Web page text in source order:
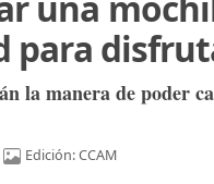
una
para
la manera